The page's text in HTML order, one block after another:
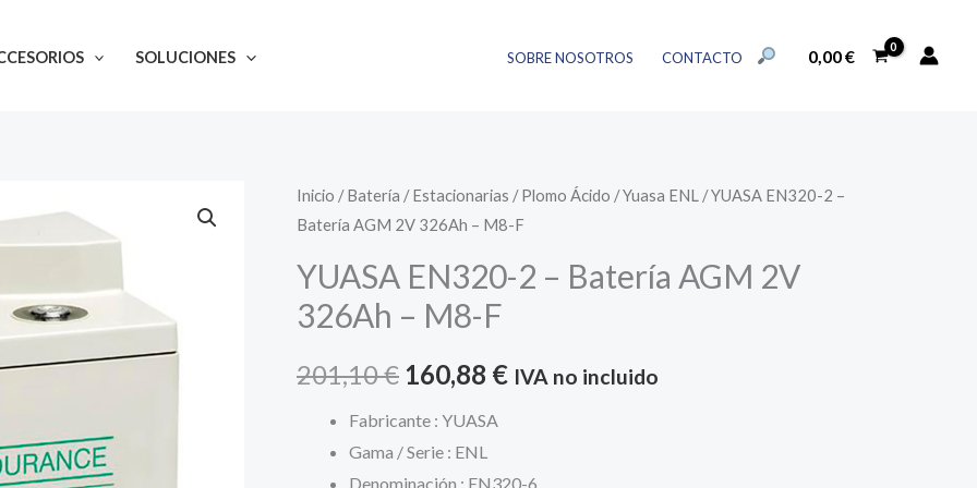
SOLUCIONES SOBRE NOSOTROS CONTACTO BUSCAR:
0,00€
Inicio /Batería /Estacionarias /Plomo Ácido /Yuasa ENL / YUASA EN320-2 –
Batería AGM 2V 326Ah – M8-F
YUASA EN320-2 – Batería AGM 2V
326Ah – M8-F
201,10€ El
precio
original
160,88 €El
IVA no incluido
Fabricante : YUASA
Gama / Serie : ENL
Denominación : EN320-6
es:
-
F